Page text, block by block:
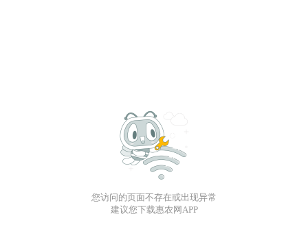
您访问的页面不存在或出现异常
建议您下载惠农网APP